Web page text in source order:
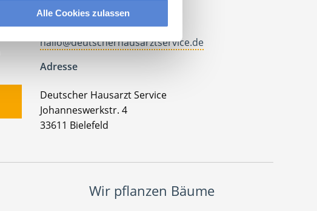
Alle Cookies zulassen
Tel.: +49 (0) 521 / 911 730 33
Fax: +49 (0) 521 / 911 730 31
hallo@deutscherhausarztservice.de
Adresse
Deutscher Hausarzt Service
Johanneswerkstr. 4
33611 Bielefeld
Wir pflanzen Bäume